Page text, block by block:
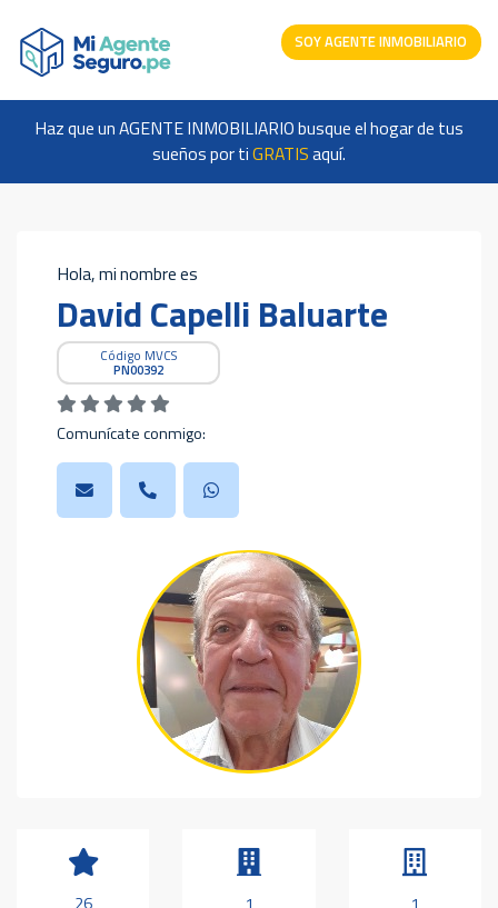
SOY AGENTE INMOBILIARIO
Haz que un AGENTE INMOBILIARIO busque el hogar de tus
sueños por tiGRATISaquí.
Hola, mi nombre es
David Capelli Baluarte
Código MVCS
PN00392
Comunícate conmigo: